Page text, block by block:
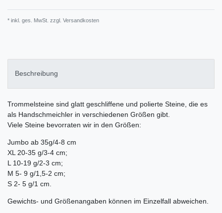
* inkl. ges. MwSt. zzgl. Versandkosten
Beschreibung
Trommelsteine sind glatt geschliffene und polierte Steine, die es
als Handschmeichler in verschiedenen Größen gibt.
Viele Steine bevorraten wir in den Größen:
Jumbo ab 35g/4-8 cm
XL 20-35 g/3-4 cm;
L 10-19 g/2-3 cm;
M 5- 9 g/1,5-2 cm;
S 2- 5 g/1 cm.
Gewichts- und Größenangaben können im Einzelfall abweichen.